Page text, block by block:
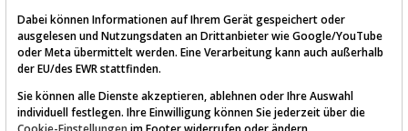
Dabei können Informationen auf Ihrem Gerät gespeichert oder
ausgelesen und Nutzungsdaten an Drittanbieter wie Google/YouTube
oder Meta übermittelt werden. Eine Verarbeitung kann auch außerhalb
der EU/des EWR stattfinden.
Sie können alle Dienste akzeptieren, ablehnen oder Ihre Auswahl
individuell festlegen. Ihre Einwilligung können Sie jederzeit über die